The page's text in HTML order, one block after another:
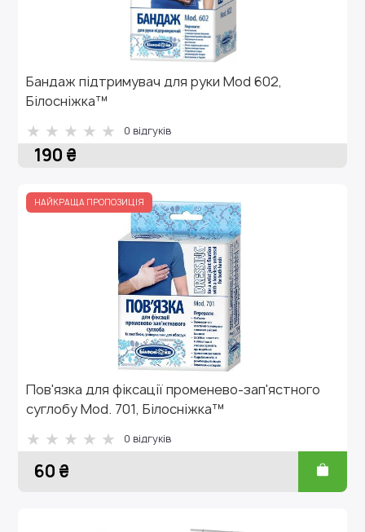
Бандаж підтримувач для руки Mod 602,
Білосніжка™
0 відгуків
190 ₴
НАЙКРАЩА ПРОПОЗИЦІЯ
Пов'язка для фіксації променево-зап'ястного
суглобу Mod. 701, Білосніжка™
0 відгуків
60 ₴